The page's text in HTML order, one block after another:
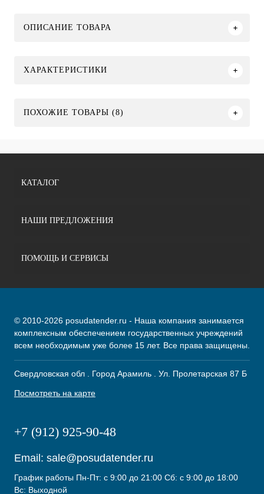
ОПИСАНИЕ ТОВАРА
ХАРАКТЕРИСТИКИ
ПОХОЖИЕ ТОВАРЫ (8)
КАТАЛОГ
НАШИ ПРЕДЛОЖЕНИЯ
ПОМОЩЬ И СЕРВИСЫ
© 2010-2026 posudatender.ru - Наша компания занимается
комплексным обеспечением государственных учреждений
всем необходимым уже более 15 лет. Все права защищены.
Свердловская обл . Город Арамиль . Ул. Пролетарская 87 Б
Посмотреть на карте
+7 (912) 925-90-48
Email: sale@posudatender.ru
График работы Пн-Пт: с 9:00 до 21:00 Сб: с 9:00 до 18:00
Вс: Выходной